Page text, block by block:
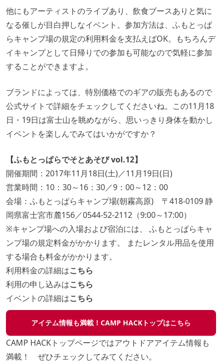
他にもアーティストのライブあり、飲食ブースありと気に
なる催しが目白押しなイベント。参加方法は、ふもとっぱ
らキャンプ場の規定の利用料金を支払えばOK。もちろんデ
イキャンプとして日帰りでの参加も可能なので気軽に参加
することができますよ。
ブランドによっては、特別価格でのギアの販売もあるので
公式サイトで詳細をチェックしてくださいね。この11月18
日・19日は富士山を眺めながら、思いっきり身体を動かし
イベントを楽しんでみてはいかがですか？
【ふもとっぱらでそとあそび vol.12】
開催期間：2017年11月18日(土)／11月19日(日)
営業時間：10：30～16：30／9：00～12：00
会場：ふもとっぱらキャンプ場(朝霧高原) 〒418‐0109 静
岡県富士宮市麓156／0544-52‐2112（9:00～17:00）
※キャンプ場への入場および宿泊には、 ふもとっぱらキャ
ンプ場の規定料金がかかります。 またレンタル用品を使用
する場合も料金がかかります。
利用料金の詳細はこちら
利用の申し込みはこちら
イベントの詳細はこちら
アイテム情報も満載！CAMP HACKトップはこちら
CAMP HACKトップページではアウトドアアイテム情報も
満載！ ぜひチェックしてみてください。